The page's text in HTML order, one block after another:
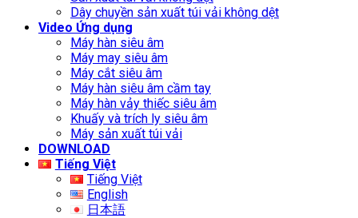
Dây chuyền sản xuất túi vải không dệt
Video Ứng dụng
Máy hàn siêu âm
Máy may siêu âm
Máy cắt siêu âm
Máy hàn siêu âm cầm tay
Máy hàn vảy thiếc siêu âm
Khuấy và trích ly siêu âm
Máy sản xuất túi vải
DOWNLOAD
Tiếng Việt
Tiếng Việt
English
日本語